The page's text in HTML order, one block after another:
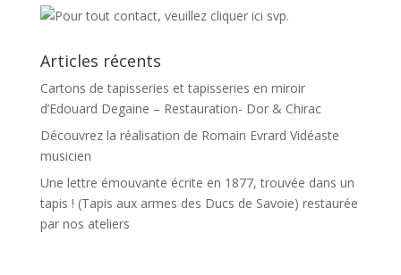
Articles récents
Cartons de tapisseries et tapisseries en miroir
d’Edouard Degaine – Restauration- Dor & Chirac
Découvrez la réalisation de Romain Evrard Vidéaste
musicien
Une lettre émouvante écrite en 1877, trouvée dans un
tapis ! (Tapis aux armes des Ducs de Savoie) restaurée
par nos ateliers